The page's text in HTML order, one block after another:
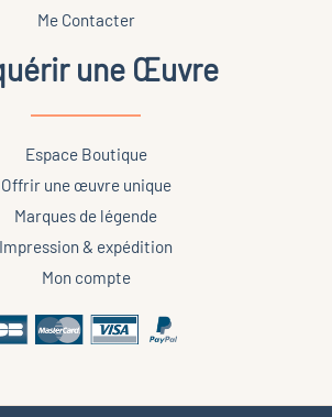
Me Contacter
une Œuvre
Espace Boutique
Offrir une œuvre unique
Marques de légende
Impression & expédition
Mon compte